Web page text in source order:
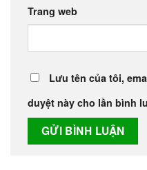
Trang web
Lưu tên của tôi,
duyệt này cho lần bình